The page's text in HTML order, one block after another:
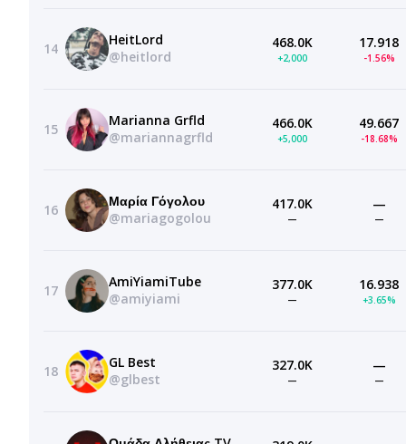
14
HeitLord
@heitlord
468.0K
+2,000
17.918
-1.56%
15
Marianna Grfld
@mariannagrfld
466.0K
+5,000
49.667
-18.68%
16
Μαρία Γόγολου
@mariagogolou
417.0K
—
—
—
17
AmiYiamiTube
@amiyiami
377.0K
—
16.938
+3.65%
18
GL Best
@glbest
327.0K
—
—
—